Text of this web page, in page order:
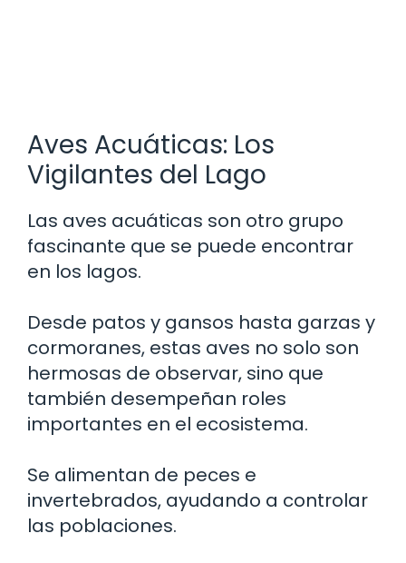
Aves Acuáticas: Los
Vigilantes del Lago
Las aves acuáticas son otro grupo
fascinante que se puede encontrar
en los lagos.
Desde patos y gansos hasta garzas y
cormoranes, estas aves no solo son
hermosas de observar, sino que
también desempeñan roles
importantes en el ecosistema.
Se alimentan de peces e
invertebrados, ayudando a controlar
las poblaciones.